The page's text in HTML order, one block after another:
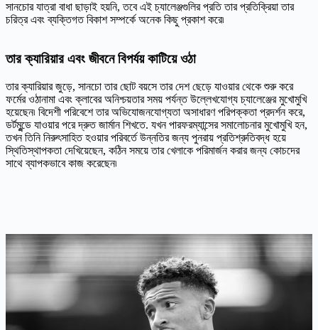
সানচোর যাত্রা বাধা ছাড়াই হয়নি, তবে এই চ্যালেঞ্জগুলির প্রতি তার প্রতিক্রিয়া তার
চরিত্র এবং ব্যক্তিগত বিকাশ সম্পর্কে অনেক কিছু প্রকাশ করে৷
তার ক্যারিয়ার এবং জীবনে বিপর্যয় কাটিয়ে ওঠা
তার ক্যারিয়ার জুড়ে, সানচো তার ছোট বয়সে তার দেশ ছেড়ে যাওয়ার থেকে শুরু করে
ফর্মের ওঠানামা এবং ক্লাবের অনিশ্চয়তার সময় পর্যন্ত উল্লেখযোগ্য চ্যালেঞ্জের মুখোমুখি
হয়েছেন৷ বিদেশী পরিবেশে তার অভিযোজনযোগ্যতা অসাধারণ পরিপক্কতা প্রদর্শন করে,
ডর্টমুন্ডে যাওয়ার পরে দ্রুত জার্মান শিখতে. যখন পারফরম্যান্সের সমালোচনার মুখোমুখি হন,
তখন তিনি নিরুৎসাহিত হওয়ার পরিবর্তে উন্নতির জন্য পুনরায় প্রতিশ্রুতিবদ্ধ হয়ে
স্থিতিস্থাপকতা দেখিয়েছেন, কঠিন সময়ে তার খেলাকে পরিমার্জন করার জন্য কোচদের
সাথে ব্যাপকভাবে কাজ করেছেন৷